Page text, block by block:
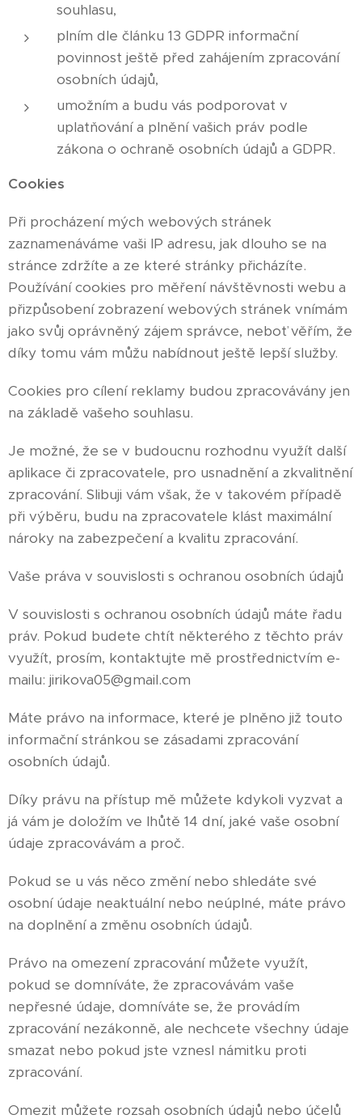
souhlasu,
plním dle článku 13 GDPR informační
povinnost ještě před zahájením zpracování
osobních údajů,
umožním a budu vás podporovat v
uplatňování a plnění vašich práv podle
zákona o ochraně osobních údajů a GDPR.
Cookies
Při procházení mých webových stránek
zaznamenáváme vaši IP adresu, jak dlouho se na
stránce zdržíte a ze které stránky přicházíte.
Používání cookies pro měření návštěvnosti webu a
přizpůsobení zobrazení webových stránek vnímám
jako svůj oprávněný zájem správce, neboť věřím, že
díky tomu vám můžu nabídnout ještě lepší služby.
Cookies pro cílení reklamy budou zpracovávány jen
na základě vašeho souhlasu.
Je možné, že se v budoucnu rozhodnu využít další
aplikace či zpracovatele, pro usnadnění a zkvalitnění
zpracování. Slibuji vám však, že v takovém případě
při výběru, budu na zpracovatele klást maximální
nároky na zabezpečení a kvalitu zpracování.
Vaše práva v souvislosti s ochranou osobních údajů
V souvislosti s ochranou osobních údajů máte řadu
práv. Pokud budete chtít některého z těchto práv
využít, prosím, kontaktujte mě prostřednictvím e-
mailu: jirikova05@gmail.com
Máte právo na informace, které je plněno již touto
informační stránkou se zásadami zpracování
osobních údajů.
Díky právu na přístup mě můžete kdykoli vyzvat a
já vám je doložím ve lhůtě 14 dní, jaké vaše osobní
údaje zpracovávám a proč.
Pokud se u vás něco změní nebo shledáte své
osobní údaje neaktuální nebo neúplné, máte právo
na doplnění a změnu osobních údajů.
Právo na omezení zpracování můžete využít,
pokud se domníváte, že zpracovávám vaše
nepřesné údaje, domníváte se, že provádím
zpracování nezákonně, ale nechcete všechny údaje
smazat nebo pokud jste vznesl námitku proti
zpracování.
Omezit můžete rozsah osobních údajů nebo účelů